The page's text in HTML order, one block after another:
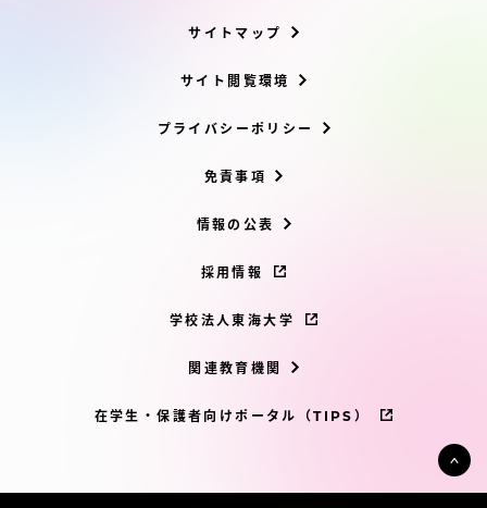
サイトマップ
サイト閲覧環境
プライバシーポリシー
免責事項
情報の公表
採用情報
学校法人東海大学
関連教育機関
在学生・保護者向けポータル（TIPS）